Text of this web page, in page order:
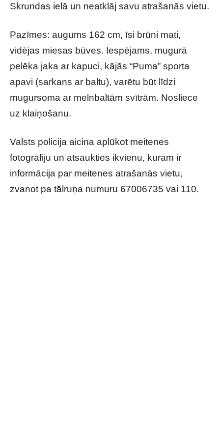
Skrundas ielā un neatklāj savu atrašanās vietu.
Pazīmes: augums 162 cm, īsi brūni mati,
vidējas miesas būves. Iespējams, mugurā
pelēka jaka ar kapuci, kājās “Puma” sporta
apavi (sarkans ar baltu), varētu būt līdzi
mugursoma ar melnbaltām svītrām. Nosliece
uz klaiņošanu.
Valsts policija aicina aplūkot meitenes
fotogrāfiju un atsaukties ikvienu, kuram ir
informācija par meitenes atrašanās vietu,
zvanot pa tālruņa numuru 67006735 vai 110.